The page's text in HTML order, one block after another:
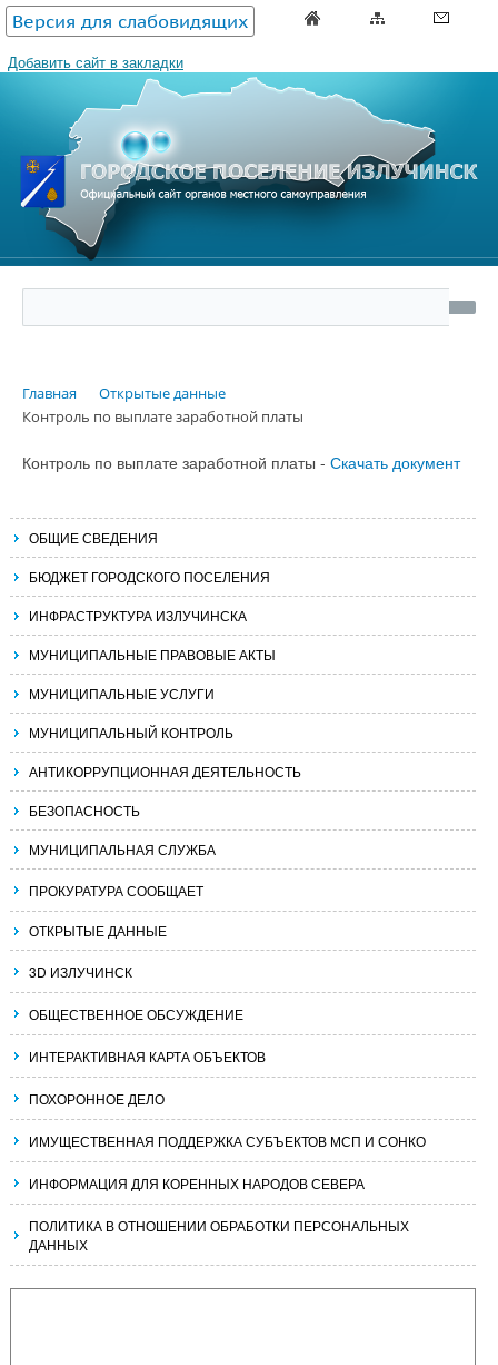
Версия для слабовидящих
Добавить сайт в закладки
Главная
Открытые данные
Контроль по выплате заработной платы
Контроль по выплате заработной платы - Скачать документ
ОБЩИЕ СВЕДЕНИЯ
БЮДЖЕТ ГОРОДСКОГО ПОСЕЛЕНИЯ
ИНФРАСТРУКТУРА ИЗЛУЧИНСКА
МУНИЦИПАЛЬНЫЕ ПРАВОВЫЕ АКТЫ
МУНИЦИПАЛЬНЫЕ УСЛУГИ
МУНИЦИПАЛЬНЫЙ КОНТРОЛЬ
АНТИКОРРУПЦИОННАЯ ДЕЯТЕЛЬНОСТЬ
БЕЗОПАСНОСТЬ
МУНИЦИПАЛЬНАЯ СЛУЖБА
ПРОКУРАТУРА СООБЩАЕТ
ОТКРЫТЫЕ ДАННЫЕ
3D ИЗЛУЧИНСК
ОБЩЕСТВЕННОЕ ОБСУЖДЕНИЕ
ИНТЕРАКТИВНАЯ КАРТА ОБЪЕКТОВ
ПОХОРОННОЕ ДЕЛО
ИМУЩЕСТВЕННАЯ ПОДДЕРЖКА СУБЪЕКТОВ МСП И СОНКО
ИНФОРМАЦИЯ ДЛЯ КОРЕННЫХ НАРОДОВ СЕВЕРА
ПОЛИТИКА В ОТНОШЕНИИ ОБРАБОТКИ ПЕРСОНАЛЬНЫХ
ДАННЫХ